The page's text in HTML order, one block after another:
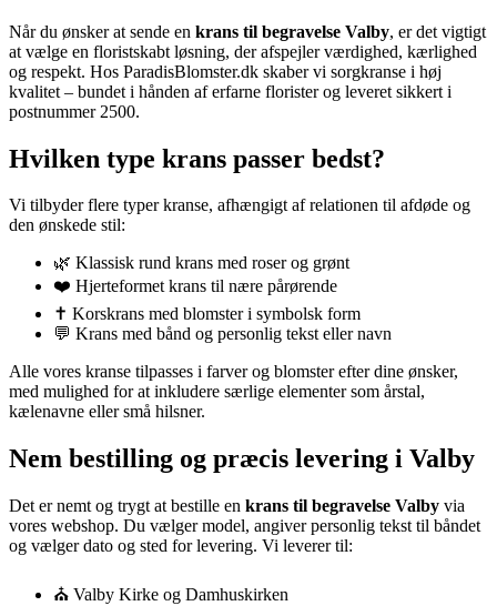
Når du ønsker at sende en krans til begravelse Valby, er det vigtigt
at vælge en floristskabt løsning, der afspejler værdighed, kærlighed
og respekt. Hos ParadisBlomster.dk skaber vi sorgkranse i høj
kvalitet – bundet i hånden af erfarne florister og leveret sikkert i
postnummer 2500.
Hvilken type krans passer bedst?
Vi tilbyder flere typer kranse, afhængigt af relationen til afdøde og
den ønskede stil:
🌿 Klassisk rund krans med roser og grønt
❤️ Hjerteformet krans til nære pårørende
✝️ Korskrans med blomster i symbolsk form
💬 Krans med bånd og personlig tekst eller navn
Alle vores kranse tilpasses i farver og blomster efter dine ønsker,
med mulighed for at inkludere særlige elementer som årstal,
kælenavne eller små hilsner.
Nem bestilling og præcis levering i Valby
Det er nemt og trygt at bestille en krans til begravelse Valby via
vores webshop. Du vælger model, angiver personlig tekst til båndet
og vælger dato og sted for levering. Vi leverer til:
⛪ Valby Kirke og Damhuskirken